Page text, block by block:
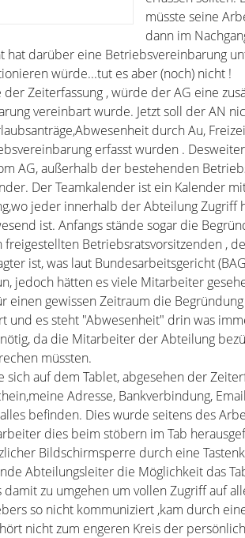
müsste seine
dann im
hat darüber eine Betriebsvereinbarung
würde...tut es aber (noch) nicht !
der Zeiterfassung , würde der AG eine
vereinbart wurde. Jetzt soll der AN
durch Au,
erfasst wurden .
AG, außerhalb der bestehenden
Der Teamkalender ist ein Kalender
jeder innerhalb der Abteilung Zugriff
ist. Anfangs stände sogar die
freigestellten Betriebsratsvorsitzenden ,
ist, was laut Bundesarbeitsgericht
jedoch hätten es viele Mitarbeiter
einen gewissen Zeitraum die
und es steht "Abwesenheit" drin was
da die Mitarbeiter der Abteilung
müssten.
sich auf dem Tablet, abgesehen der
Adresse, Bankverbindung,
befinden. Dies wurde seitens des
dies beim stöbern im Tab
Bildschirmsperre durch eine
Abteilungsleiter die Möglichkeit das
damit zu umgehen um vollen Zugriff auf
so nicht kommuniziert ,kam durch
nicht zum engeren Kreis der